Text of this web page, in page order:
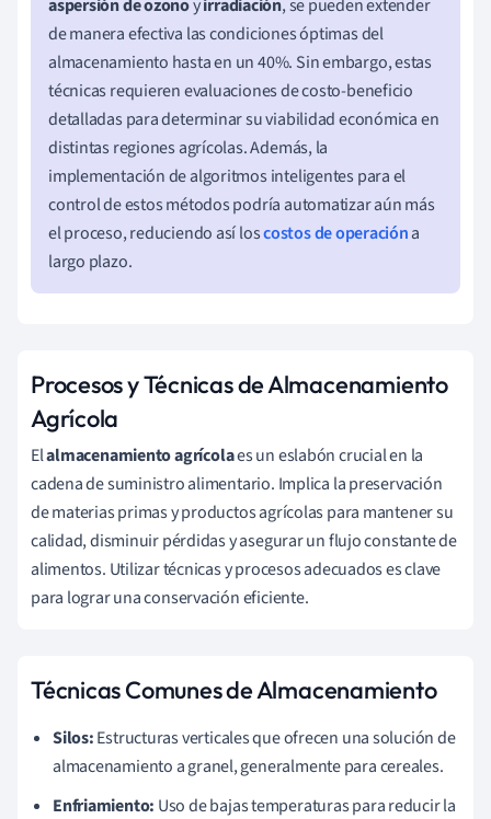
aspersión de ozonoyirradiación, se pueden extender
de manera efectiva las condiciones óptimas del
almacenamiento hasta en un 40%. Sin embargo, estas
técnicas requieren evaluaciones de costo-beneficio
detalladas para determinar su viabilidad económica en
distintas regiones agrícolas. Además, la
implementación de algoritmos inteligentes para el
control de estos métodos podría automatizar aún más
el proceso, reduciendo así loscostos de operacióna
largo plazo.
Procesos y Técnicas de Almacenamiento
Agrícola
Elalmacenamiento agrícolaes un eslabón crucial en la
cadena de suministro alimentario. Implica la preservación
de materias primas y productos agrícolas para mantener su
calidad, disminuir pérdidas y asegurar un flujo constante de
alimentos. Utilizar técnicas y procesos adecuados es clave
para lograr una conservación eficiente.
Técnicas Comunes de Almacenamiento
Silos:Estructuras verticales que ofrecen una solución de
almacenamiento a granel, generalmente para cereales.
Enfriamiento: Uso de bajas temperaturas para reducir la